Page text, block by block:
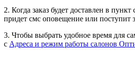
2. Когда заказ будет доставлен в
придет смс оповещение или поступит
3. Чтобы выбрать удобное время для
с Адреса и режим работы салонов